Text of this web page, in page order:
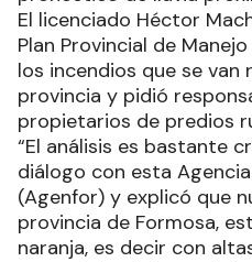
El licenciado Héctor
Plan Provincial de
los incendios que se
provincia y pidió
propietarios de predios
“El análisis es bastante
diálogo con esta
(Agenfor) y explicó que
provincia de Formosa,
naranja, es decir con